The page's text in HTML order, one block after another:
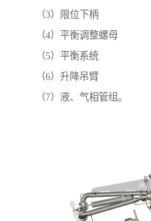
（3）限位下柄
（4）平衡调整螺母
（5）平衡系统
（6）升降吊臂
（7）液、气相管组。